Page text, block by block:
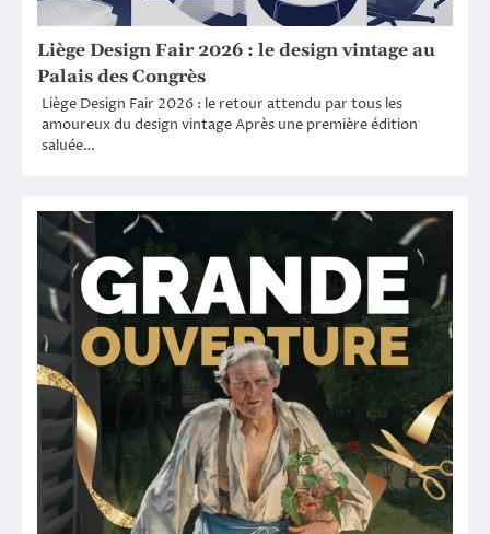
Liège Design Fair 2026 : le design vintage au
Palais des Congrès
Liège Design Fair 2026 : le retour attendu par tous les
amoureux du design vintage Après une première édition
saluée…